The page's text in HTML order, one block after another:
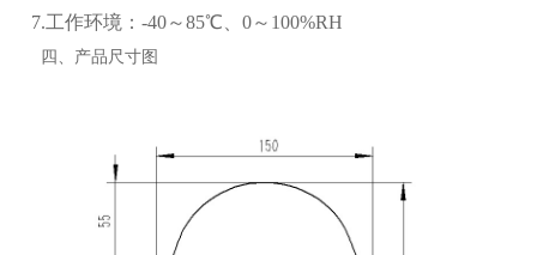
7.工作环境：-40～85℃、0～100%RH
四、产品尺寸图